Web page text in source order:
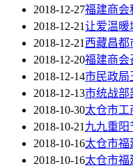
2018-12-27福建商会
2018-12-21让爱温暖
2018-12-21西藏昌都
2018-12-20福建商会
2018-12-14市民政局
2018-12-13市统战部
2018-10-30太仓市工
2018-10-21九九重阳
2018-10-16太仓市福
2018-10-16太仓市福